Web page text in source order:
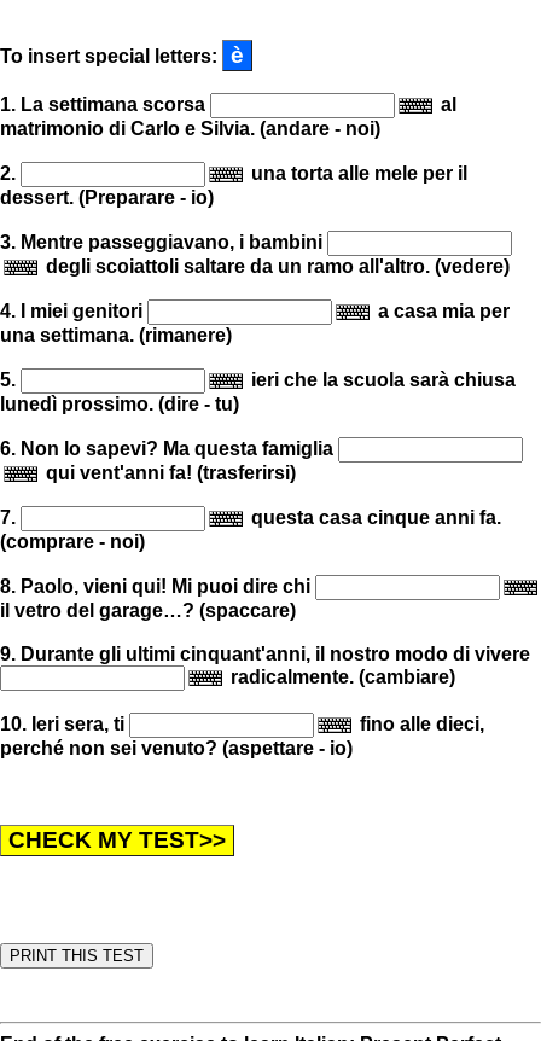
To insert special letters:
1. La settimana scorsa
al
matrimonio di Carlo e Silvia. (andare - noi)
2.
una torta alle mele per il
dessert. (Preparare - io)
3. Mentre passeggiavano, i bambini
degli scoiattoli saltare da un ramo all'altro. (vedere)
4. I miei genitori
a casa mia per
una settimana. (rimanere)
5.
ieri che la scuola sarà chiusa
lunedì prossimo. (dire - tu)
6. Non lo sapevi? Ma questa famiglia
qui vent'anni fa! (trasferirsi)
7.
questa casa cinque anni fa.
(comprare - noi)
8. Paolo, vieni qui! Mi puoi dire chi
il vetro del garage…? (spaccare)
9. Durante gli ultimi cinquant'anni, il nostro modo di vivere
radicalmente. (cambiare)
10. Ieri sera, ti
fino alle dieci,
perché non sei venuto? (aspettare - io)